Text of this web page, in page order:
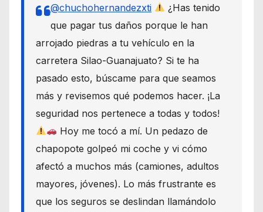
@chuchohernandezxti
¿Has tenido
que pagar tus daños porque le han
arrojado piedras a tu vehículo en la
carretera Silao-Guanajuato? Si te ha
pasado esto, búscame para que seamos
más y revisemos qué podemos hacer. ¡La
seguridad nos pertenece a todas y todos!
Hoy me tocó a mí. Un pedazo de
chapopote golpeó mi coche y vi cómo
afectó a muchos más (camiones, adultos
mayores, jóvenes). Lo más frustrante es
que los seguros se deslindan llamándolo